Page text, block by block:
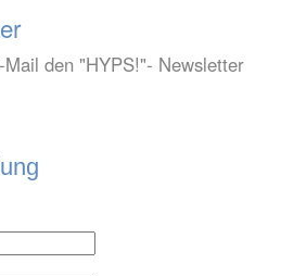
den "HYPS!"- Newsletter